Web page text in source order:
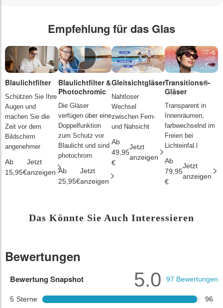
Empfehlung für das Glas
Blaulichtfilter
Schützen Sie Ihre
Augen und
machen Sie die
Zeit vor dem
Bildschirm
angenehmer
Ab
15,95€
Jetzt
anzeigen
Blaulichtfilter &
Photochromic
Die Gläser
verfügen über eine
Doppelfunktion
zum Schutz vor
Blaulicht und sind
photochrom.
Ab
25,95€
Jetzt
anzeigen
Gleitsichtgläser
Nahtloser
Wechsel
zwischen Fern-
und Nahsicht
Ab
49,95
€
Jetzt
anzeigen
Transitions®-
Gläser
Transparent in
Innenräumen,
farbwechselnd im
Freien bei
Lichteinfal.l
Ab
79,95
€
Jetzt
anzeigen
Das Könnte Sie Auch Interessieren
Bewertungen
Bewertung Snapshot
5 Sterne
96
5.0 97 Bewertungen